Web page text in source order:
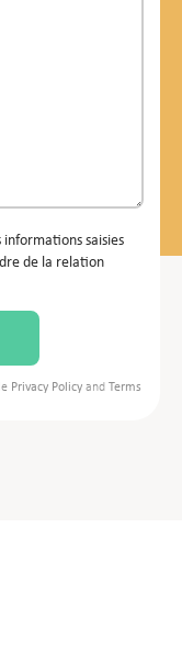
saisies
de la relation
Privacy Policy and Terms